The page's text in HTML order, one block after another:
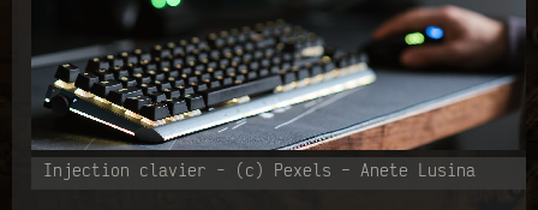
Injection clavier - (c) Pexels – Anete Lusina